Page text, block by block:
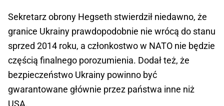
Sekretarz obrony Hegseth stwierdził niedawno, że
granice Ukrainy prawdopodobnie nie wrócą do stanu
sprzed 2014 roku, a członkostwo w NATO nie będzie
częścią finalnego porozumienia. Dodał też, że
bezpieczeństwo Ukrainy powinno być
gwarantowane głównie przez państwa inne niż
USA.